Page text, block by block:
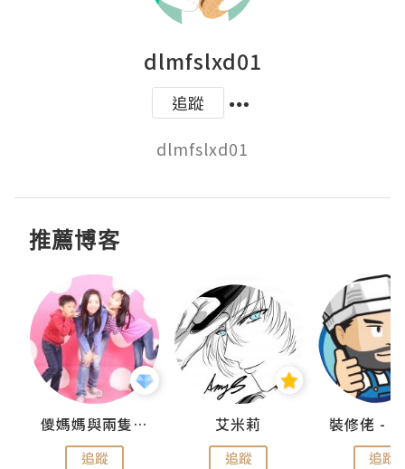
dlmfslxd01
追蹤
dlmfslxd01
推薦博客
儍媽媽與兩隻小魔怪之家
追蹤
艾米莉
追蹤 追蹤